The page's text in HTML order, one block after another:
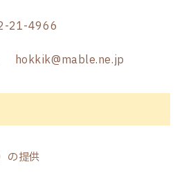
21-4966
hokkik@mable.ne.jp
の提供